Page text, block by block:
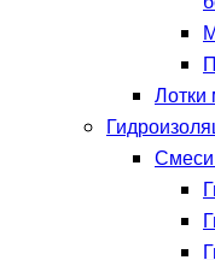
Смеси